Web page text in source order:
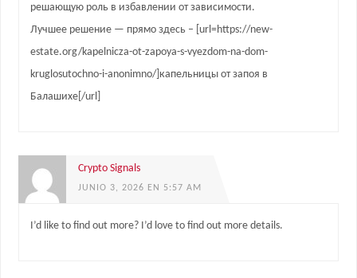
решающую роль в избавлении от зависимости.
Лучшее решение — прямо здесь – [url=https://new-
estate.org/kapelnicza-ot-zapoya-s-vyezdom-na-dom-
kruglosutochno-i-anonimno/]капельницы от запоя в
Балашихе[/url]
Crypto Signals
JUNIO 3, 2026 EN 5:57 AM
I’d like to find out more? I’d love to find out more details.